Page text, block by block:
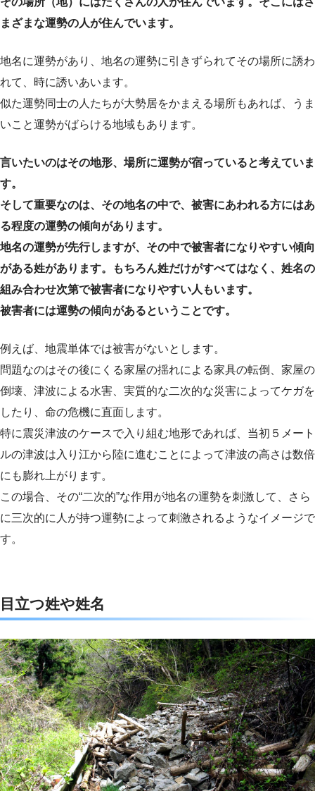
まざまな運勢の人が住んでいます。
地名に運勢があり、地名の運勢に引きずられてその場所に誘わ
れて、時に誘いあいます。
似た運勢同士の人たちが大勢居をかまえる場所もあれば、うま
いこと運勢がばらける地域もあります。
言いたいのはその地形、場所に運勢が宿っていると考えていま
す。
そして重要なのは、その地名の中で、被害にあわれる方にはあ
る程度の運勢の傾向があります。
地名の運勢が先行しますが、その中で被害者になりやすい傾向
がある姓があります。もちろん姓だけがすべてはなく、姓名の
組み合わせ次第で被害者になりやすい人もいます。
被害者には運勢の傾向があるということです。
例えば、地震単体では被害がないとします。
問題なのはその後にくる家屋の揺れによる家具の転倒、家屋の
倒壊、津波による水害、実質的な二次的な災害によってケガを
したり、命の危機に直面します。
特に震災津波のケースで入り組む地形であれば、当初５メート
ルの津波は入り江から陸に進むことによって津波の高さは数倍
にも膨れ上がります。
この場合、その“二次的”な作用が地名の運勢を刺激して、さら
に三次的に人が持つ運勢によって刺激されるようなイメージで
す。
目立つ姓や姓名